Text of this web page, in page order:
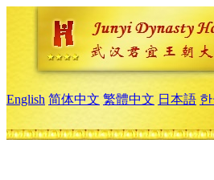
English 简体中文 繁體中文 日本語